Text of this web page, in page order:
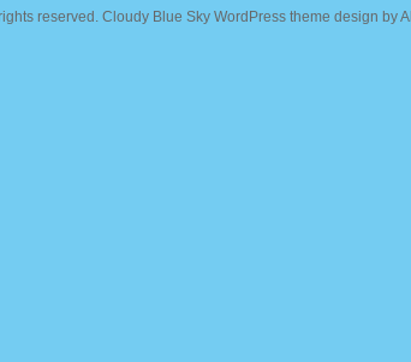
reserved. Cloudy Blue Sky WordPress theme design by